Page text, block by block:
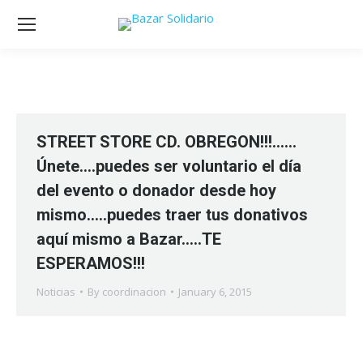
STREET STORE CD. OBREGON!!!……
Únete….puedes ser voluntario el día
del evento o donador desde hoy
mismo…..puedes traer tus donativos
aquí mismo a Bazar…..TE
ESPERAMOS!!!
Noticias By coordinacion January 6, 2015